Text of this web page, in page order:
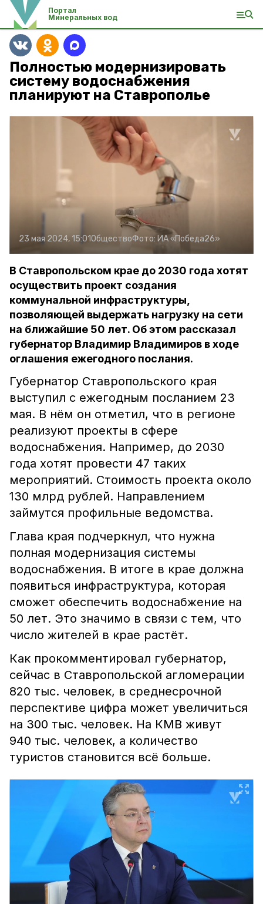
Портал
Минеральных вод
Полностью модернизировать
систему водоснабжения
планируют на Ставрополье
23 мая 2024, 15:01ОбществоФото: ИА «Победа26»
В Ставропольском крае до 2030 года хотят
осуществить проект создания
коммунальной инфраструктуры,
позволяющей выдержать нагрузку на сети
на ближайшие 50 лет. Об этом рассказал
губернатор Владимир Владимиров в ходе
оглашения ежегодного послания.
Губернатор Ставропольского края
выступил с ежегодным посланием 23
мая. В нём он отметил, что в регионе
реализуют проекты в сфере
водоснабжения. Например, до 2030
года хотят провести 47 таких
мероприятий. Стоимость проекта около
130 млрд рублей. Направлением
займутся профильные ведомства.
Глава края подчеркнул, что нужна
полная модернизация системы
водоснабжения. В итоге в крае должна
появиться инфраструктура, которая
сможет обеспечить водоснабжение на
50 лет. Это значимо в связи с тем, что
число жителей в крае растёт.
Как прокомментировал губернатор,
сейчас в Ставропольской агломерации
820 тыс. человек, в среднесрочной
перспективе цифра может увеличиться
на 300 тыс. человек. На КМВ живут
940 тыс. человек, а количество
туристов становится всё больше.